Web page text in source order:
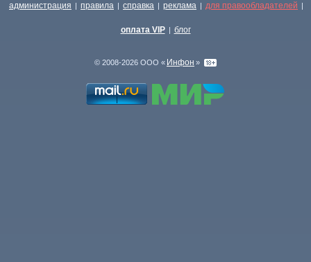
администрация | правила | справка | реклама | для правообладателей |
оплата VIP | блог
© 2008-2026 ООО « Инфон »